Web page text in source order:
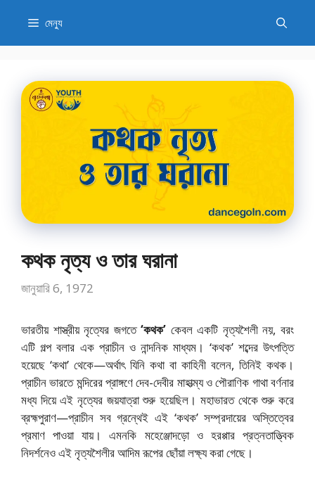
যান
মেন্যু
কথক নৃত্য ও তার ঘরানা
জানুয়ারি 6, 1972
ভারতীয় শাস্ত্রীয় নৃত্যের জগতে‘কথক’ কেবল একটি নৃত্যশৈলী নয়, বরং
এটি গল্প বলার এক প্রাচীন ও নান্দনিক মাধ্যম। ‘কথক’ শব্দের উৎপত্তি
হয়েছে ‘কথা’ থেকে—অর্থাৎ যিনি কথা বা কাহিনী বলেন, তিনিই কথক।
প্রাচীন ভারতে মন্দিরের প্রাঙ্গণে দেব-দেবীর মাহাত্ম্য ও পৌরাণিক গাথা বর্ণনার
মধ্য দিয়ে এই নৃত্যের জয়যাত্রা শুরু হয়েছিল। মহাভারত থেকে শুরু করে
ব্রহ্মপুরাণ—প্রাচীন সব গ্রন্থেই এই ‘কথক’ সম্প্রদায়ের অস্তিত্বের
প্রমাণ পাওয়া যায়। এমনকি মহেঞ্জোদড়ো ও হরপ্পার প্রত্নতাত্ত্বিক
নিদর্শনেও এই নৃত্যশৈলীর আদিম রূপের ছোঁয়া লক্ষ্য করা গেছে।